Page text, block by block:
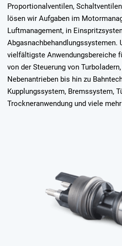
Proportionalventilen,
lösen wir Aufgaben im
Luftmanagement, in
Abgasnachbehandlungssystemen.
vielfältigste Anwendungsbereiche
von der Steuerung von
Nebenantrieben bis hin zu
Kupplungssystem, Bremssystem,
Trockneranwendung und viele